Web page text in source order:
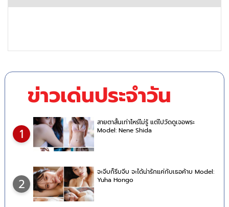
ข่าวเด่นประจำวัน
1
สายตาสั้นเท่าไหร่ไม่รู้ แต่ไปวัดดูเจอพระ
Model: Nene Shida
2
จะจีบก็รีบจีบ จะได้น่ารักแค่กับเธอค้าบ Model:
Yuha Hongo